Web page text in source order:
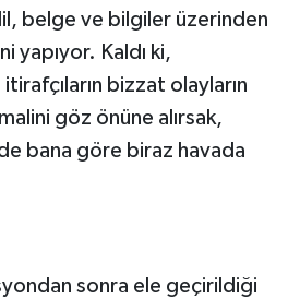
belge ve bilgiler üzerinden
yapıyor. Kaldı ki,
bizzat olayların
göz önüne alırsak,
bana göre biraz havada
sonra ele geçirildiği